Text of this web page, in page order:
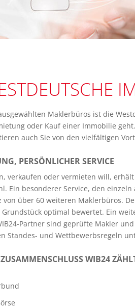
Maklerbüros ist die
oder Kauf einer Immobilie
auch Sie von den vielfältigen
PERSÖNLICHER SERVICE
verkaufen oder vermieten will,
Ein besonderer Service, den
über 60 weiteren Maklerbüros.
optimal bewertet. Ein
Partner sind geprüfte Makler
Standes- und Wettbewerbsregeln
WIB24